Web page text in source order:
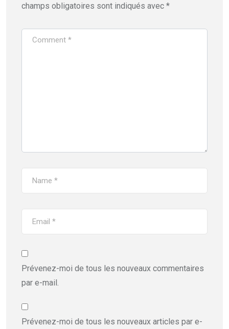
champs obligatoires sont indiqués avec *
Prévenez-moi de tous les nouveaux commentaires
par e-mail.
Prévenez-moi de tous les nouveaux articles par e-